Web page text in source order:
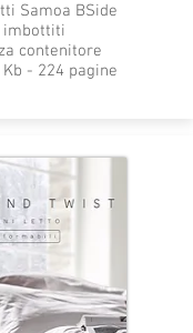
Samoa BSide
imbottiti
contenitore
- 224 pagine